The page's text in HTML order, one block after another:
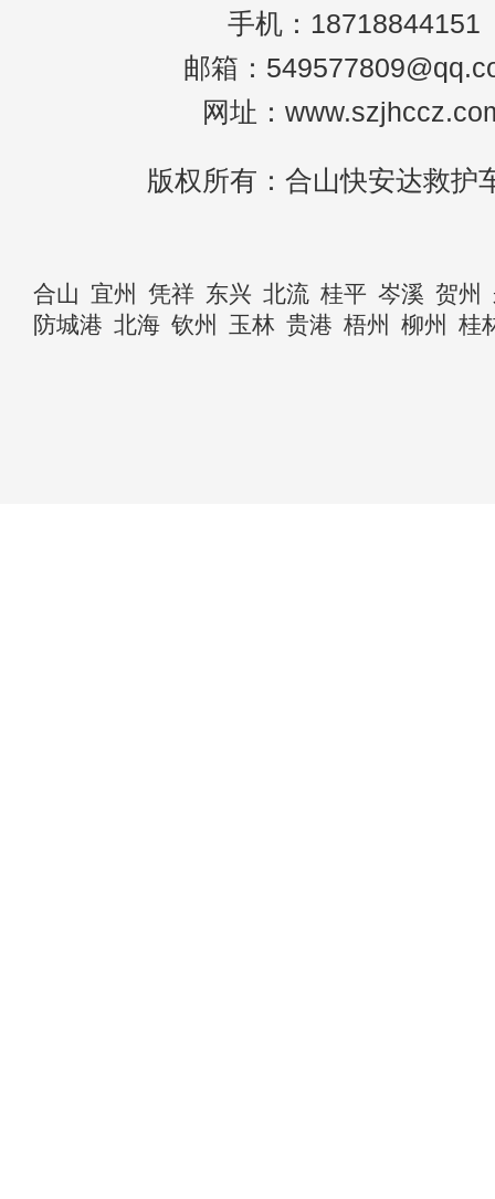
手机：18718844151
邮箱：
网址：
版权所有：合山快安达救护
合山 宜州 凭祥 东兴 北流 桂平 岑溪 贺州
防城港 北海 钦州 玉林 贵港 梧州 柳州 桂